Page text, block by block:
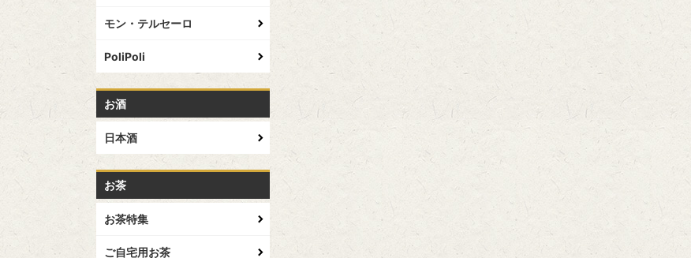
モン・テルセーロ
PoliPoli
お酒
日本酒
お茶
お茶特集
ご自宅用お茶